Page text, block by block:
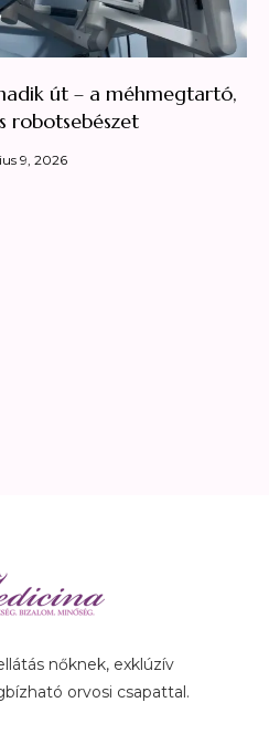
út – a méhmegtartó,
robotsebészet
9, 2026
nőknek, exklúzív
orvosi csapattal.